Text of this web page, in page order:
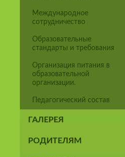
Международное
сотрудничество
Образовательные
стандарты и требования
Организация питания в
образовательной
организации.
Педагогический состав
ГАЛЕРЕЯ
РОДИТЕЛЯМ